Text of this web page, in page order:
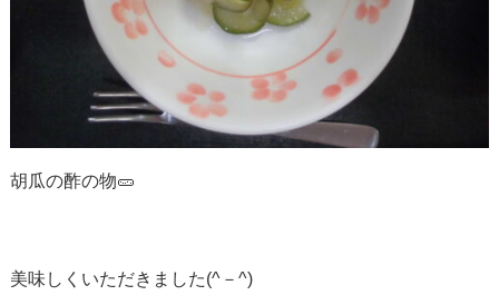
胡瓜の酢の物🥒
美味しくいただきました(^－^)